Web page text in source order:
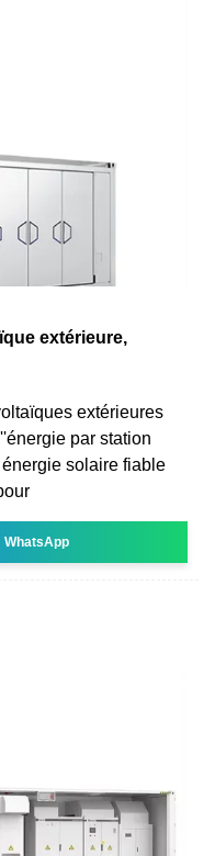
extérieure,
extérieures
par station
solaire fiable
WhatsApp